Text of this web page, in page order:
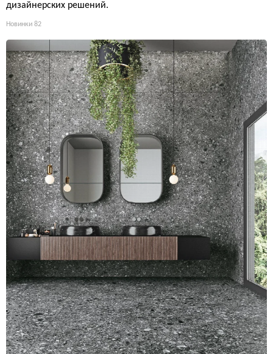
дизайнерских решений.
Новинки 82